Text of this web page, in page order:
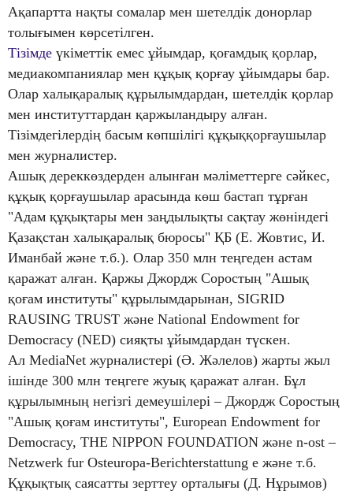
Ақапартта нақты сомалар мен шетелдік донорлар
толығымен көрсетілген.
Тізімде үкіметтік емес ұйымдар, қоғамдық қорлар,
медиакомпаниялар мен құқық қорғау ұйымдары бар.
Олар халықаралық құрылымдардан, шетелдік қорлар
мен институттардан қаржыландыру алған.
Тізімдегілердің басым көпшілігі құқыққорғаушылар
мен журналистер.
Ашық дереккөздерден алынған мәліметтерге сәйкес,
құқық қорғаушылар арасында көш бастап тұрған
"Адам құқықтары мен заңдылықты сақтау жөніндегі
Қазақстан халықаралық бюросы" ҚБ (Е. Жовтис, И.
Иманбай және т.б.). Олар 350 млн теңгеден астам
қаражат алған. Қаржы Джордж Соростың "Ашық
қоғам институты" құрылымдарынан, SIGRID
RAUSING TRUST және National Endowment for
Democracy (NED) сияқты ұйымдардан түскен.
Ал MediaNet журналистері (Ә. Жәлелов) жарты жыл
ішінде 300 млн теңгеге жуық қаражат алған. Бұл
құрылымның негізгі демеушілері – Джордж Соростың
"Ашық қоғам институты", European Endowment for
Democracy, THE NIPPON FOUNDATION және n-ost –
Netzwerk fur Osteuropa-Berichterstattung e және т.б.
Құқықтық саясатты зерттеу орталығы (Д. Нұрымов)